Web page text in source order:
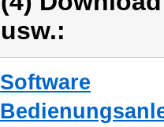
usw.:
Software